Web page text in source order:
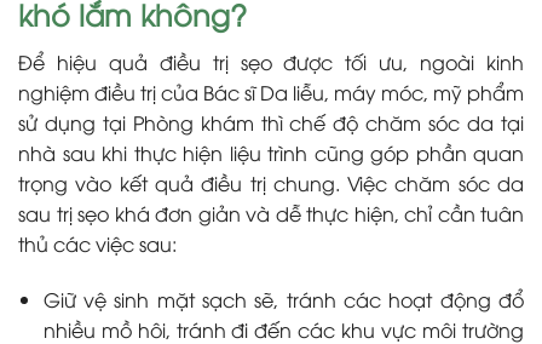
khó lắm không?
Để hiệu quả điều trị sẹo được tối ưu, ngoài kinh
nghiệm điều trị của Bác sĩ Da liễu, máy móc, mỹ phẩm
sử dụng tại Phòng khám thì chế độ chăm sóc da tại
nhà sau khi thực hiện liệu trình cũng góp phần quan
trọng vào kết quả điều trị chung. Việc chăm sóc da
sau trị sẹo khá đơn giản và dễ thực hiện, chỉ cần tuân
thủ các việc sau:
Giữ vệ sinh mặt sạch sẽ, tránh các hoạt động đổ
nhiều mồ hôi, tránh đi đến các khu vực môi trường